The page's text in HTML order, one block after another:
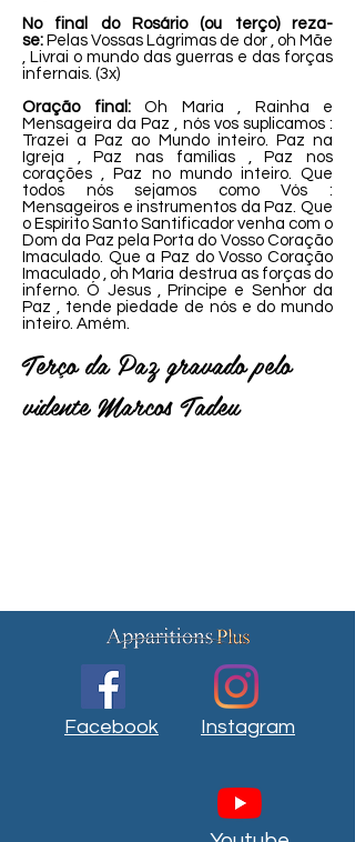
No final do Rosário (ou terço) reza-
se: Pelas Vossas Lágrimas de dor , oh Mãe
, Livrai o mundo das guerras e das forças
infernais. (3x)
Oração final:Oh Maria , Rainha e
Mensageira da Paz , nós vos suplicamos :
Trazei a Paz ao Mundo inteiro. Paz na
Igreja , Paz nas famílias , Paz nos
corações , Paz no mundo inteiro. Que
todos nós sejamos como Vós :
Mensageiros e instrumentos da Paz. Que
o Espírito Santo Santificador venha com o
Dom da Paz pela Porta do Vosso Coração
Imaculado. Que a Paz do Vosso Coração
Imaculado , oh Maria destrua as forças do
inferno. Ó Jesus , Príncipe e Senhor da
Paz , tende piedade de nós e do mundo
inteiro. Amém.
Terço da Paz gravado pelo
vidente Marcos Tadeu
Facebook Instagram